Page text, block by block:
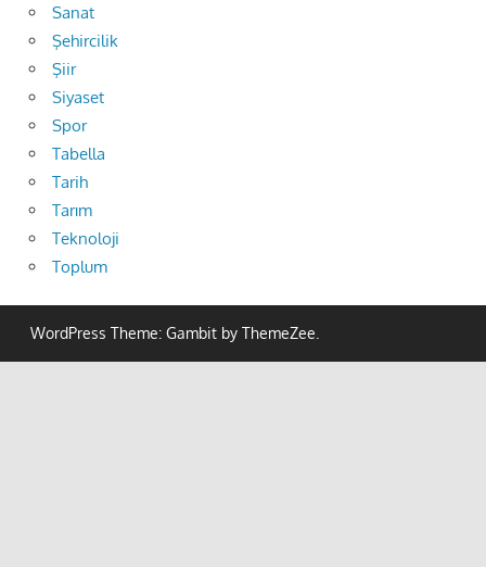
Sanat
Şehircilik
Şiir
Siyaset
Spor
Tabella
Tarih
Tarım
Teknoloji
Toplum
WordPress Theme: Gambit by ThemeZee.